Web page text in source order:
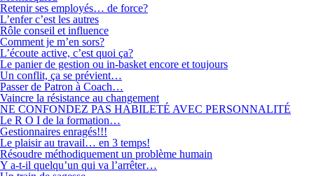
Retenir ses employés… de force?
L’enfer c’est les autres
Rôle conseil et influence
Comment je m’en sors?
L’écoute active, c’est quoi ça?
Le panier de gestion ou in-basket encore et toujours
Un conflit, ça se prévient…
Passer de Patron à Coach…
Vaincre la résistance au changement
NE CONFONDEZ PAS HABILETÉ AVEC PERSONNALITÉ
Le R O I de la formation…
Gestionnaires enragés!!!
Le plaisir au travail… en 3 temps!
Résoudre méthodiquement un problème humain
Y a-t-il quelqu’un qui va l’arrêter…